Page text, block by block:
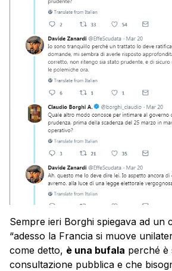
Sempre ieri Borghi spiegava ad un
“adesso la Francia si muove
come detto, è una bufala perché è
consultazione pubblica e che